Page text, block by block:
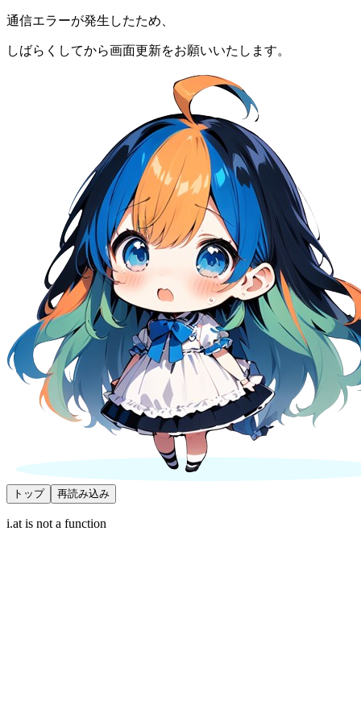
通信エラーが発生したため、
しばらくしてから画面更新をお願いいたします。
トップ 再読み込み
i.at is not a function